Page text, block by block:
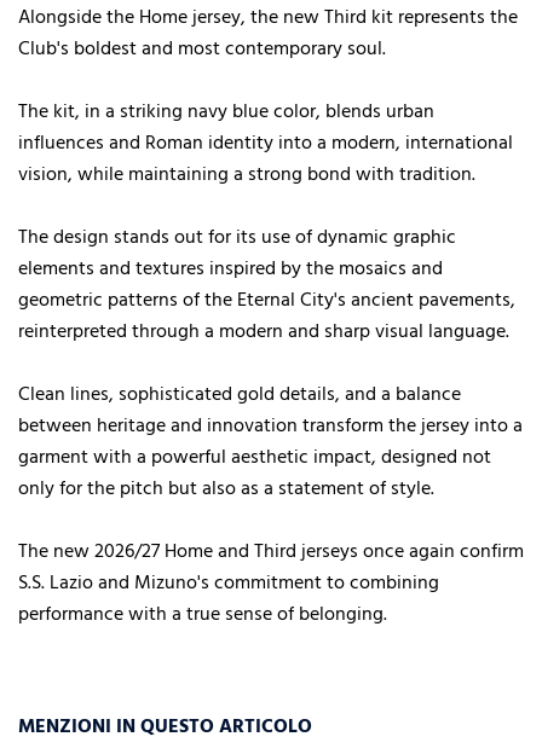
Alongside the Home jersey, the new Third kit represents the
Club's boldest and most contemporary soul.
The kit, in a striking navy blue color, blends urban
influences and Roman identity into a modern, international
vision, while maintaining a strong bond with tradition.
The design stands out for its use of dynamic graphic
elements and textures inspired by the mosaics and
geometric patterns of the Eternal City's ancient pavements,
reinterpreted through a modern and sharp visual language.
Clean lines, sophisticated gold details, and a balance
between heritage and innovation transform the jersey into a
garment with a powerful aesthetic impact, designed not
only for the pitch but also as a statement of style.
The new 2026/27 Home and Third jerseys once again confirm
S.S. Lazio and Mizuno's commitment to combining
performance with a true sense of belonging.
MENZIONI IN QUESTO ARTICOLO